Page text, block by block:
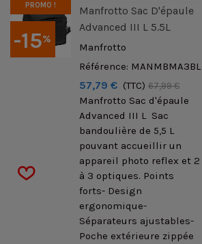
-15%
PROMO !
Manfrotto Sac D'épaule
Advanced III L 5.5L
Manfrotto
Référence: MANMBMA3BL
57,79 € (TTC) 67,99 €
Manfrotto Sac d'épaule
Advanced III L Sac
bandoulière de 5,5 L
pouvant accueillir un
appareil photo reflex et 2
à 3 optiques. Points
forts- Design
ergonomique-
Séparateurs ajustables-
Poche extérieure zippée